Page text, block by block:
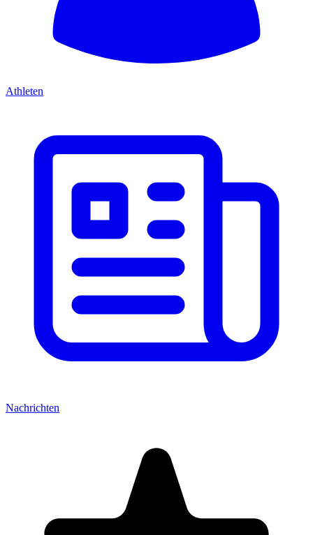
Athleten
Nachrichten